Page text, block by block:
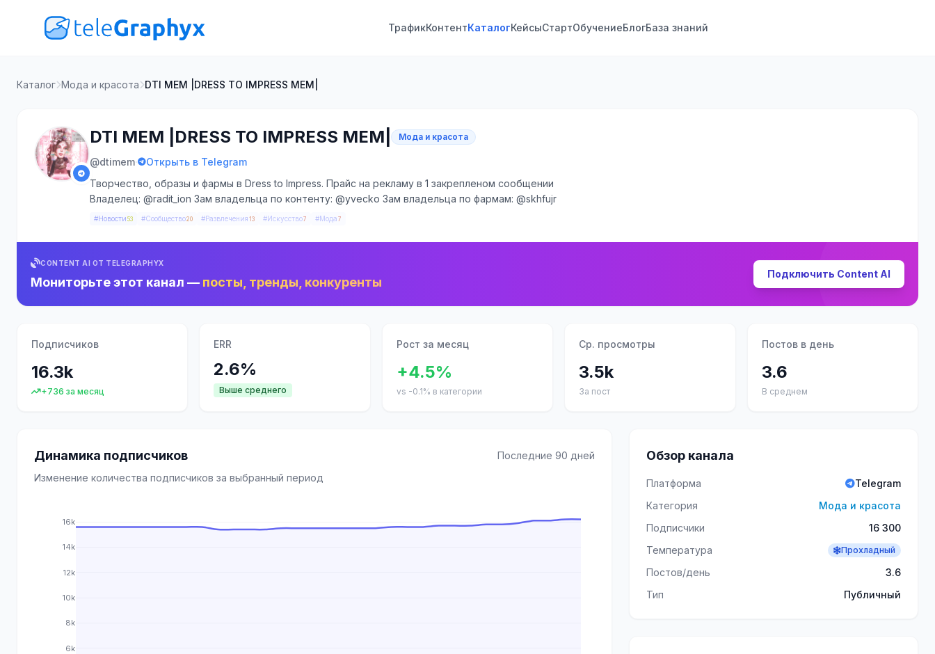
ТрафикКонтентКаталогКейсыСтартОбучениеБлогБаза знаний
Каталог Мода и красота DTI MEM |DRESS TO IMPRESS MEM|
DTI MEM |DRESS TO IMPRESS MEM| Мода и красота
@dtimem·
Открыть в Telegram
Творчество, образы и фармы в Dress to Impress. Прайс на рекламу в 1 закрепленом сообщении
Владелец: @radit_ion Зам владельца по контенту: @yvecko Зам владельца по фармам: @skhfujr
#Новости 53 #Сообщество20 #Развлечения 13 #Искусство7 #Мода 7
CONTENT AI ОТ TELEGRAPHYX
Мониторьте этот канал — посты, тренды, конкуренты
Подключить Content AI
Подписчиков
16.3k
+736 за месяц
ERR
2.6%
Выше среднего
Рост за месяц
+4.5%
vs -0.1% в категории
Ср. просмотры
3.5k
За пост
Постов в день
3.6
В среднем
Динамика подписчиков
Последние 90 дней
Изменение количества подписчиков за выбранный период
6k
8k
10k
12k
14k
16k
Обзор канала
Платформа
Telegram
Категория
Мода и красота
Подписчики
16 300
Температура
Прохладный
Постов/день
3.6
Тип
Публичный